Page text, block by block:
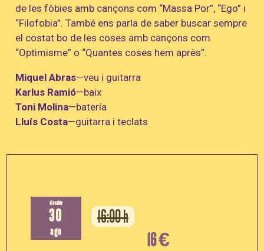
de les fòbies amb cançons com “Massa Por”, “Ego” i
“Filofobia”. També ens parla de saber buscar sempre
el costat bo de les coses amb cançons com
“Optimisme” o “Quantes coses hem après”.
Miquel Abras—veu i guitarra
Karlus Ramió—baix
Toni Molina—batería
Lluís Costa—guitarra i teclats
dissabte
30
ago
16:00 h
16 €